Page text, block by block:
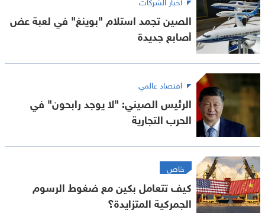
الصين تجمد استلام "بوينغ" في لعبة عض
أصابع جديدة
اقتصاد عالمي
الرئيس الصيني: "لا يوجد رابحون" في
الحرب التجارية
خاص
كيف تتعامل بكين مع ضغوط الرسوم
الجمركية المتزايدة؟